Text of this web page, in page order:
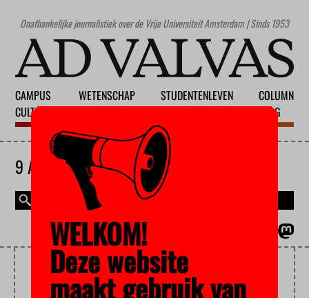
Onafhankelijke journalistiek over de Vrije Universiteit Amsterdam | Sinds 1953
CAMPUS
CULTUUR
WETENSCHAP
STUDENTENLEVEN
COLUMN
BLOG
9 AUGUSTUS 2026
FEMINISM
WELKOM!
Deze website
maakt gebruik van